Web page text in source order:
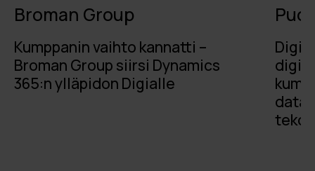
Broman Group
Kumppanin vaihto kannatti –
Broman Group siirsi Dynamics
365:n ylläpidon Digialle